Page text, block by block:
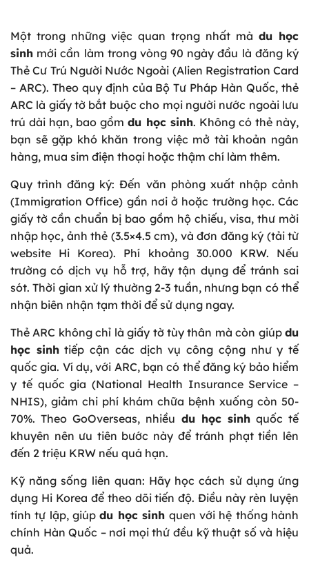
Một trong những việc quan trọng nhất mà du học
sinh mới cần làm trong vòng 90 ngày đầu là đăng ký
Thẻ Cư Trú Người Nước Ngoài (Alien Registration Card
– ARC). Theo quy định của Bộ Tư Pháp Hàn Quốc, thẻ
ARC là giấy tờ bắt buộc cho mọi người nước ngoài lưu
trú dài hạn, bao gồmdu học sinh. Không có thẻ này,
bạn sẽ gặp khó khăn trong việc mở tài khoản ngân
hàng, mua sim điện thoại hoặc thậm chí làm thêm.
Quy trình đăng ký: Đến văn phòng xuất nhập cảnh
(Immigration Office) gần nơi ở hoặc trường học. Các
giấy tờ cần chuẩn bị bao gồm hộ chiếu, visa, thư mời
nhập học, ảnh thẻ (3.5×4.5 cm), và đơn đăng ký (tải từ
website Hi Korea). Phí khoảng 30.000 KRW. Nếu
trường có dịch vụ hỗ trợ, hãy tận dụng để tránh sai
sót. Thời gian xử lý thường 2-3 tuần, nhưng bạn có thể
nhận biên nhận tạm thời để sử dụng ngay.
Thẻ ARC không chỉ là giấy tờ tùy thân mà còn giúp du
học sinhtiếp cận các dịch vụ công cộng như y tế
quốc gia. Ví dụ, với ARC, bạn có thể đăng ký bảo hiểm
y tế quốc gia (National Health Insurance Service –
NHIS), giảm chi phí khám chữa bệnh xuống còn 50-
70%. Theo GoOverseas, nhiều du học sinhquốc tế
khuyên nên ưu tiên bước này để tránh phạt tiền lên
đến 2 triệu KRW nếu quá hạn.
Kỹ năng sống liên quan: Hãy học cách sử dụng ứng
dụng Hi Korea để theo dõi tiến độ. Điều này rèn luyện
tính tự lập, giúpdu học sinh quen với hệ thống hành
chính Hàn Quốc – nơi mọi thứ đều kỹ thuật số và hiệu
quả.